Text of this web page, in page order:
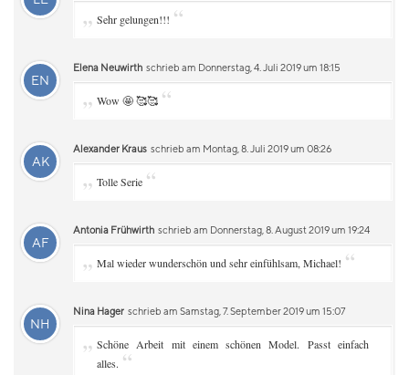
„ Sehr gelungen!!! “
EN
Elena Neuwirth schrieb am Donnerstag, 4. Juli 2019 um 18:15
„ Wow 🤩 🥰🥰 “
AK
Alexander Kraus schrieb am Montag, 8. Juli 2019 um 08:26
„ Tolle Serie “
AF
Antonia Frühwirth schrieb am Donnerstag, 8. August 2019 um 19:24
„ Mal wieder wunderschön und sehr einfühlsam, Michael! “
NH
Nina Hager schrieb am Samstag, 7. September 2019 um 15:07
„ Schöne Arbeit mit einem schönen Model. Passt einfach
alles. “